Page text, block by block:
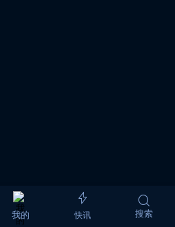
我的 快讯 搜索